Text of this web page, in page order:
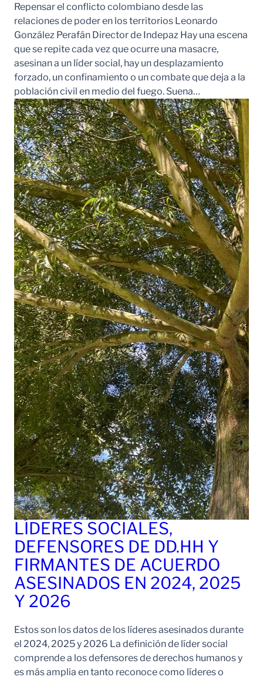
Repensar el conflicto colombiano desde las
relaciones de poder en los territorios Leonardo
González Perafán Director de Indepaz Hay una escena
que se repite cada vez que ocurre una masacre,
asesinan a un líder social, hay un desplazamiento
forzado, un confinamiento o un combate que deja a la
población civil en medio del fuego. Suena…
LÍDERES SOCIALES,
DEFENSORES DE DD.HH Y
FIRMANTES DE ACUERDO
ASESINADOS EN 2024, 2025
Y 2026
Estos son los datos de los líderes asesinados durante
el 2024, 2025 y 2026 La definición de líder social
comprende a los defensores de derechos humanos y
es más amplia en tanto reconoce como líderes o